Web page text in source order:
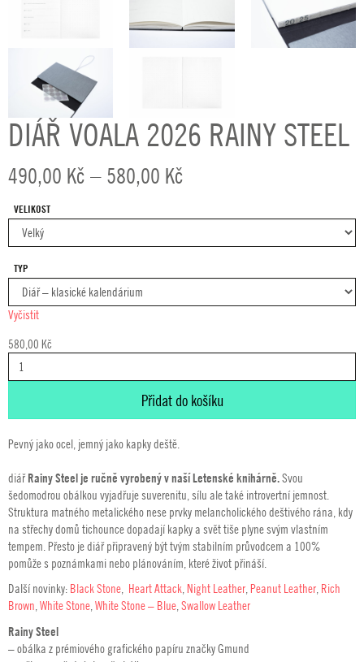
DIÁŘ VOALA 2026 RAINY STEEL
490,00 Kč – 580,00 Kč
VELIKOST
TYP
Vyčistit
580,00 Kč
VOALA
STEEL
Přidat do košíku
Pevný jako ocel, jemný jako kapky deště.
diářRainy Steel je ručně vyrobený v naší Letenské knihárně.Svou
šedomodrou obálkou vyjadřuje suverenitu, sílu ale také introvertní jemnost.
Struktura matného metalického nese prvky melancholického deštivého rána, kdy
na střechy domů tichounce dopadají kapky a svět tiše plyne svým vlastním
tempem. Přesto je diář připravený být tvým stabilním průvodcem a 100%
pomůže s poznámkami nebo plánováním, které život přináší.
Další novinky: Black Stone Heart Attack Night Leather Peanut Leather Rich
Brown White Stone White Stone – Blue Swallow Leather
Rainy Steel
– obálka z prémiového grafického papíru značky Gmund